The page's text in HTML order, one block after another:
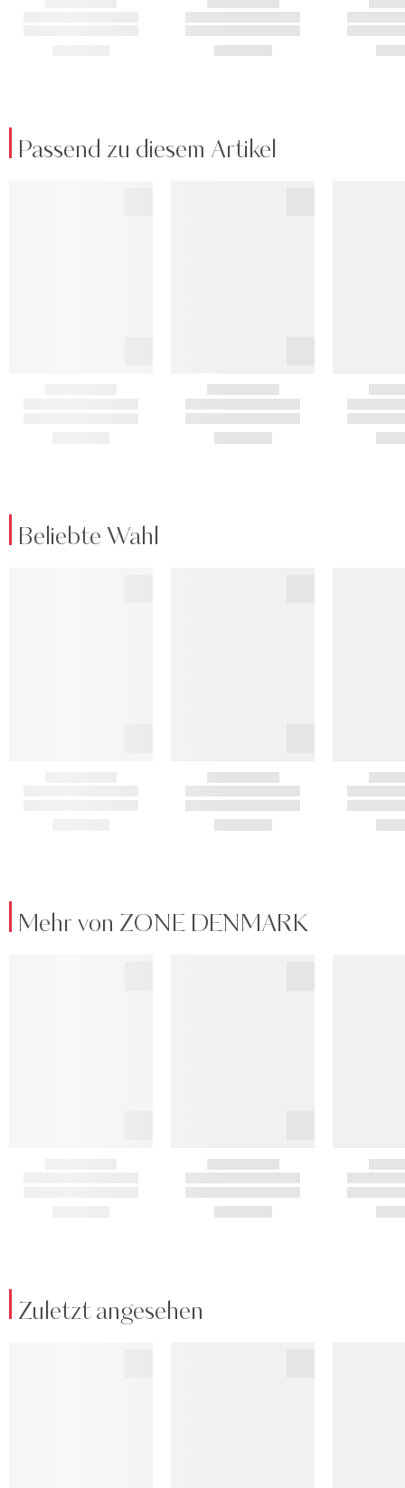
Passend zu diesem Artikel
Beliebte Wahl
Mehr von ZONE DENMARK
Zuletzt angesehen